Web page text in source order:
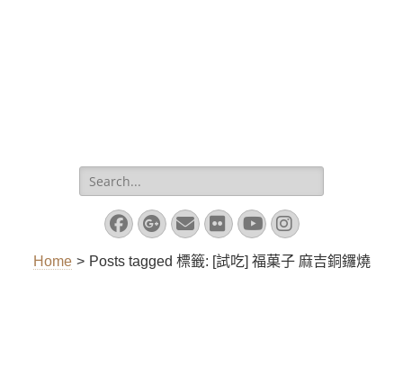
Search
for:
Facebook
Googleplus
EmailFlickrYouTube
Instagram
Home > Posts tagged 標籤: [試吃] 福菓子 麻吉銅鑼燒